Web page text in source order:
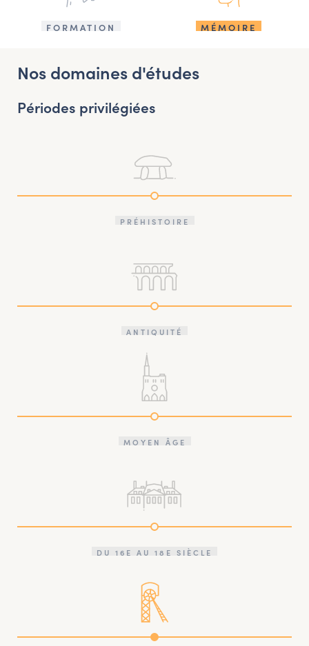
FORMATION MÉMOIRE
Nos domaines d'études
Périodes privilégiées
PRÉHISTOIRE
ANTIQUITÉ
MOYEN ÂGE
DU 16E AU 18E SIÈCLE